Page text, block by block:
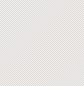
10月2日（月）通常営
業です。ご予約状況
2023-10-